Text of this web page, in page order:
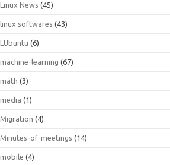
Linux News (45)
linux softwares (43)
LUbuntu (6)
machine-learning (67)
math (3)
media (1)
Migration (4)
Minutes-of-meetings (14)
mobile (4)